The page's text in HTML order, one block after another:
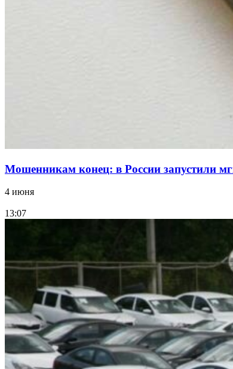
Мошенникам конец: в России запустили
4 июня
13:07